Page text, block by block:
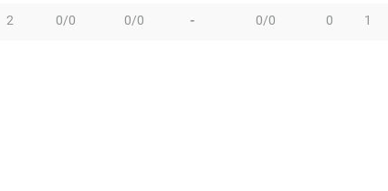
2 0/0 0/0 - 0/0 0 1